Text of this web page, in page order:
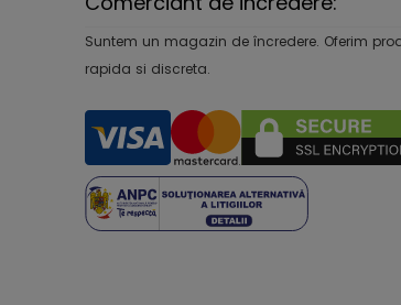
Suntem un magazin de încredere. Oferim
rapida si discreta.